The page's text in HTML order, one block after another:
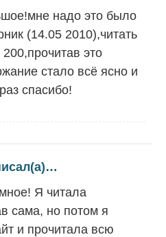
надо это было
(14.05 2010),читать
это
стало всё ясно и
спасибо!
Я читала
сама, но потом я
и прочитала всю